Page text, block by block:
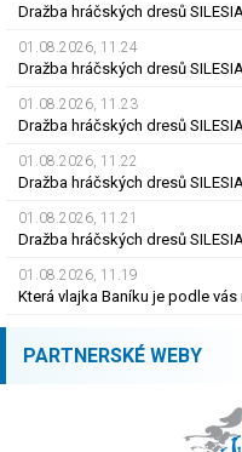
Dražba hráčských dresů
01.08.2026, 11.24
Dražba hráčských dresů
01.08.2026, 11.23
01.08.2026, 11.22
Dražba hráčských dresů
01.08.2026, 11.21
Dražba hráčských dresů
01.08.2026, 11.19
Která vlajka Baníku je podle vás
PARTNERSKÉ WEBY